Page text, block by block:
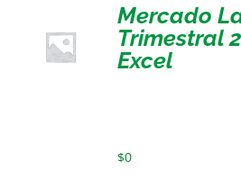
Mercado
Trimestral
Excel
$0